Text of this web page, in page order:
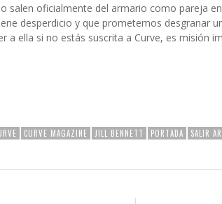
salen oficialmente del armario como pareja
desperdicio y que prometemos desgranar
a ella si no estás suscrita a Curve, es misión
CURVE MAGAZINE JILL BENNETT PORTADA SALIR